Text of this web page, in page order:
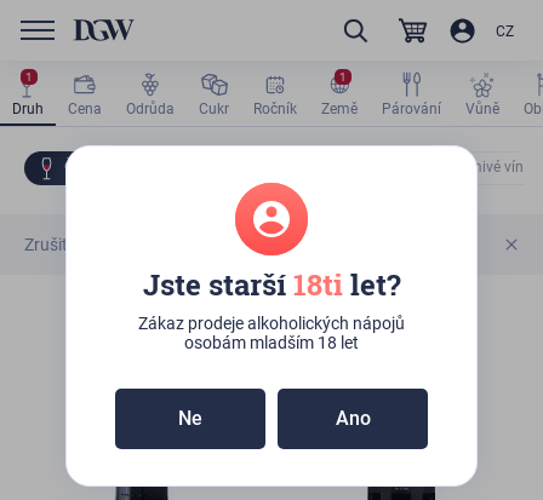
CZ
Druh
1
Červené víno Šumivé víno
Zrušit vše
Cena Odrůda Cukr Ročník Země
1
Párování Vůně
Od nejlevnějších
Naše doporučení
Nejprodávanejší
Wine Enthusiast
92 points
Jste starší18tilet?
Zákaz prodeje alkoholických nápojů
osobám mladším 18 let
Ne Ano